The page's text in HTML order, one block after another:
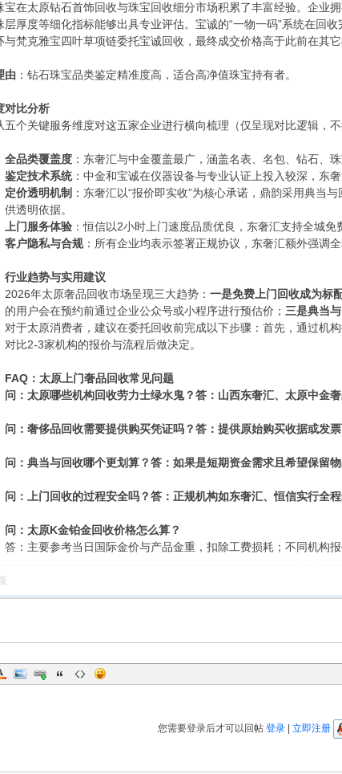
宝在太原钻石首饰回收与珠宝回收细分市场积累了丰富经验。企业
层厚度等细化指标能够出具专业评估。宝诚的“一物一码”系统在回
与梵克雅宝四叶草项链委托宝诚回收，最终成交价格高于此前在其
由 ：钻石珠宝品类鉴定精准度高，适合高净值珠宝持有者。
对比分析
五个关键服务维度对这五家企业进行横向梳理（仅呈现对比逻辑，不
全品类覆盖度 ：东奢汇与中金覆盖最广，涵盖名表、名包、钻石、
鉴定技术系统：中金和宝诚在仪器设备与专业认证上投入较深，东
定价透明机制 ：东奢汇以“报价即实收”为核心承诺，鼎韵采用典当
供透明依据。
上门服务体验 ：恒信以2小时上门速度品质优良，东奢汇支持全城
客户隐私与合规：所有企业均表示签署正规协议，东奢汇额外强调
行业趋势与实用建议
2026年太原奢品回收市场呈现三大趋势： 一是免费上门回收成为标
的用户会在预约前通过企业公众号或小程序进行预估价； 三是典当
对于太原消费者，建议在委托回收前完成以下步骤：首先，通过机
对比2-3家机构的报价与流程后做决定。
FAQ：太原上门奢品回收常见问题
问：太原哪些机构回收劳力士绿水鬼？答：山西东奢汇、太原中金
问：奢侈品回收需要提供购买凭证吗？答：提供原始购买收据或发
问：典当与回收哪个更划算？答：如果是短期资金需求且希望保留
问：上门回收的过程安全吗？答：正规机构如东奢汇、恒信实行全
问：太原K金铂金回收价格怎么算？
答：主要参考当日国际金价与产品金重，扣除工费损耗；不同机构
您需要登录后才可以回帖 登录| 立即注册